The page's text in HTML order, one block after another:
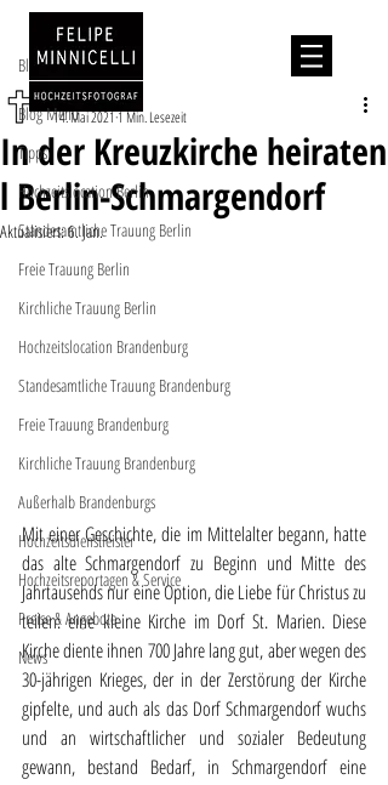
Beitrag
Blog Menu
Tipps
Hochzeitslocation Berlin
Standesamtliche Trauung Berlin
Freie Trauung Berlin
Kirchliche Trauung Berlin
Hochzeitslocation Brandenburg
Standesamtliche Trauung Brandenburg
Freie Trauung Brandenburg
Kirchliche Trauung Brandenburg
Außerhalb Brandenburgs
Hochzeitsdienstleister
Hochzeitsreportagen & Service
Preise & Angebote
News
Blog Menu
In der Kreuzkirche heiraten
l Berlin-Schmargendorf
Kirchliche Trauung
14. Mai 20211 Min. Lesezeit
Aktualisiert:6. Jan.
Mit einer Geschichte, die im Mittelalter begann, hatte
das alte Schmargendorf zu Beginn und Mitte des
Jahrtausends nur eine Option, die Liebe für Christus zu
teilen: eine kleine Kirche im Dorf St. Marien. Diese
Kirche diente ihnen 700 Jahre lang gut, aber wegen des
30-jährigen Krieges, der in der Zerstörung der Kirche
gipfelte, und auch als das Dorf Schmargendorf wuchs
und an wirtschaftlicher und sozialer Bedeutung
gewann, bestand Bedarf, in Schmargendorf eine